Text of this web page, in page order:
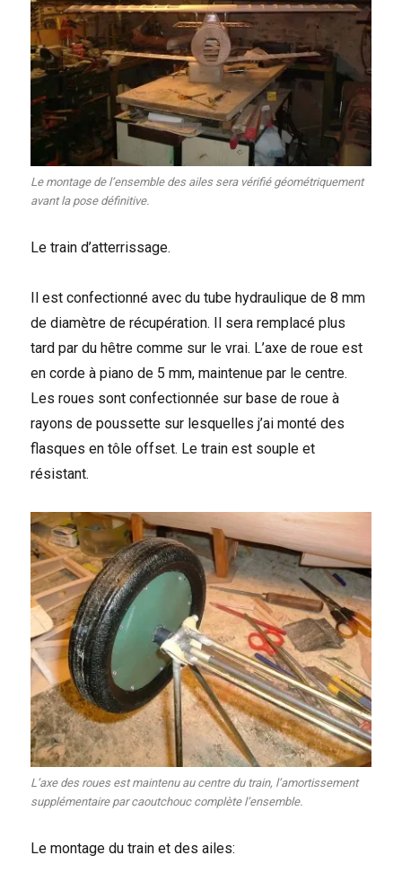
Le montage de l’ensemble des ailes sera vérifié géométriquement
avant la pose définitive.
Le train d’atterrissage.
Il est confectionné avec du tube hydraulique de 8 mm
de diamètre de récupération. Il sera remplacé plus
tard par du hêtre comme sur le vrai. L’axe de roue est
en corde à piano de 5 mm, maintenue par le centre.
Les roues sont confectionnée sur base de roue à
rayons de poussette sur lesquelles j’ai monté des
flasques en tôle offset. Le train est souple et
résistant.
L’axe des roues est maintenu au centre du train, l’amortissement
supplémentaire par caoutchouc complète l’ensemble.
Le montage du train et des ailes: